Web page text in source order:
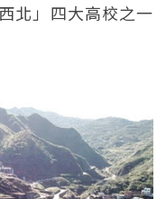
北」四大高校之一